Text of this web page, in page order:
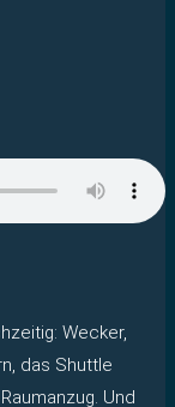
Wecker,
das Shuttle
Und